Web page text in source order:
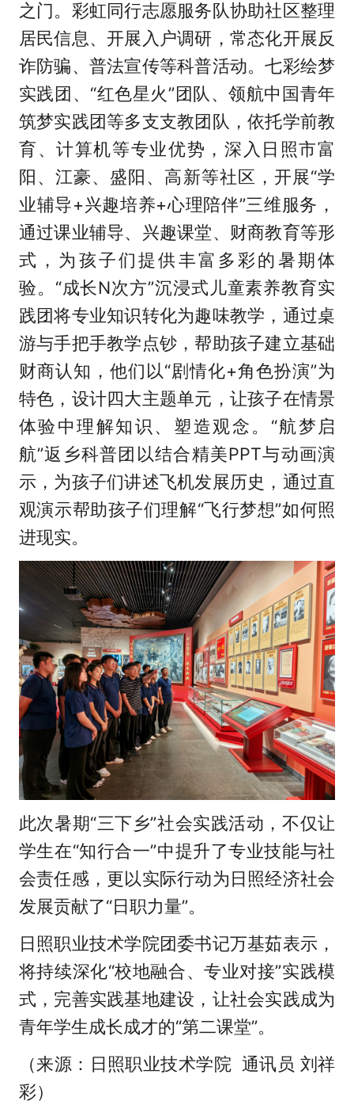
之门。彩虹同行志愿服务队协助社区整理
居民信息、开展入户调研，常态化开展反
诈防骗、普法宣传等科普活动。七彩绘梦
实践团、“红色星火”团队、领航中国青年
筑梦实践团等多支支教团队，依托学前教
育、计算机等专业优势，深入日照市富
阳、江豪、盛阳、高新等社区，开展“学
业辅导+兴趣培养+心理陪伴”三维服务，
通过课业辅导、兴趣课堂、财商教育等形
式，为孩子们提供丰富多彩的暑期体
验。“成长N次方”沉浸式儿童素养教育实
践团将专业知识转化为趣味教学，通过桌
游与手把手教学点钞，帮助孩子建立基础
财商认知，他们以“剧情化+角色扮演”为
特色，设计四大主题单元，让孩子在情景
体验中理解知识、塑造观念。“航梦启
航”返乡科普团以结合精美PPT与动画演
示，为孩子们讲述飞机发展历史，通过直
观演示帮助孩子们理解“飞行梦想”如何照
进现实。
此次暑期“三下乡”社会实践活动，不仅让
学生在“知行合一”中提升了专业技能与社
会责任感，更以实际行动为日照经济社会
发展贡献了“日职力量”。
日照职业技术学院团委书记万基茹表示，
将持续深化“校地融合、专业对接”实践模
式，完善实践基地建设，让社会实践成为
青年学生成长成才的“第二课堂”。
（来源：日照职业技术学院 通讯员 刘祥
彩）